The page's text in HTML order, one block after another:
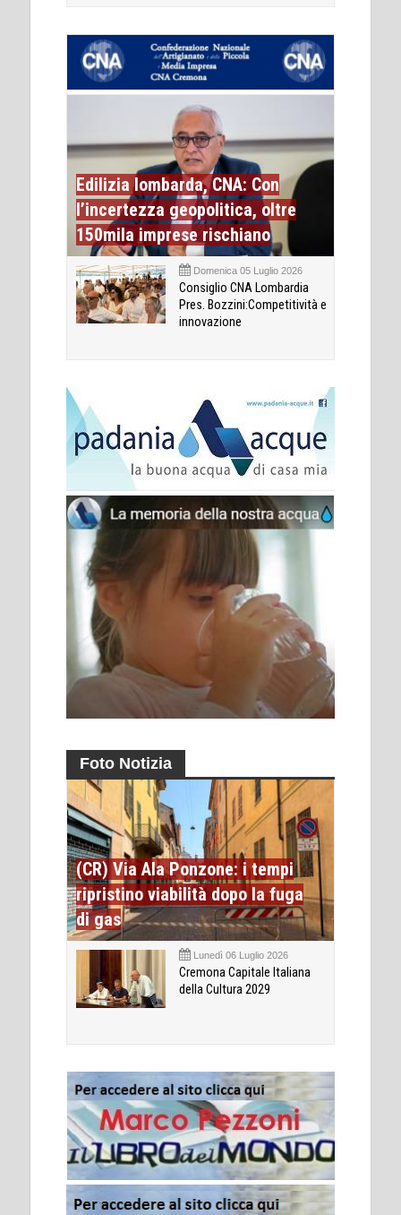
Edilizia lombarda, CNA: Con
l’incertezza geopolitica, oltre
150mila imprese rischiano
Domenica 05 Luglio 2026
Consiglio CNA Lombardia
Pres. Bozzini:Competitività e
innovazione
Foto Notizia
(CR) Via Ala Ponzone: i tempi
ripristino viabilità dopo la fuga
di gas
Lunedì 06 Luglio 2026
Cremona Capitale Italiana
della Cultura 2029